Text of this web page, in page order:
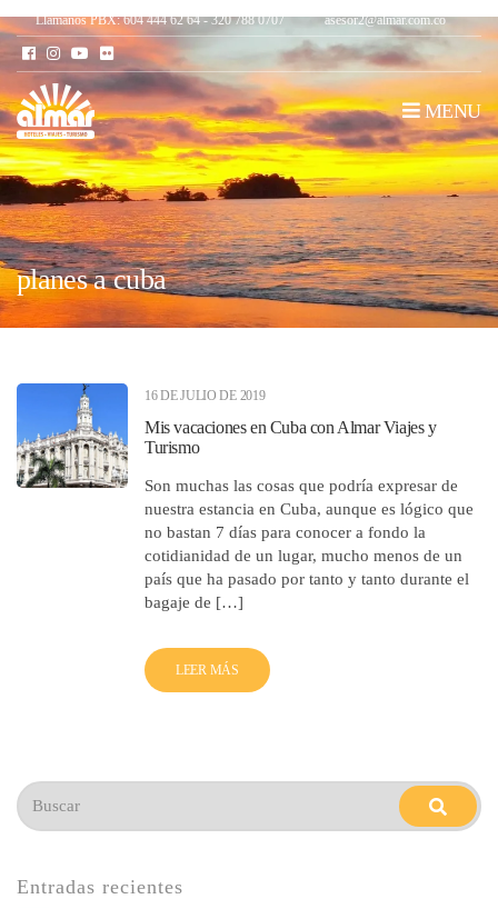
Llámanos PBX: 604 444 62 64 - 320 788 0707 asesor2@almar.com.co
MENU
planes a cuba
16 DE JULIO DE 2019
Mis vacaciones en Cuba con Almar Viajes y
Turismo
Son muchas las cosas que podría expresar de
nuestra estancia en Cuba, aunque es lógico que
no bastan 7 días para conocer a fondo la
cotidianidad de un lugar, mucho menos de un
país que ha pasado por tanto y tanto durante el
bagaje de […]
LEER MÁS
Buscar:
buscar
Entradas recientes